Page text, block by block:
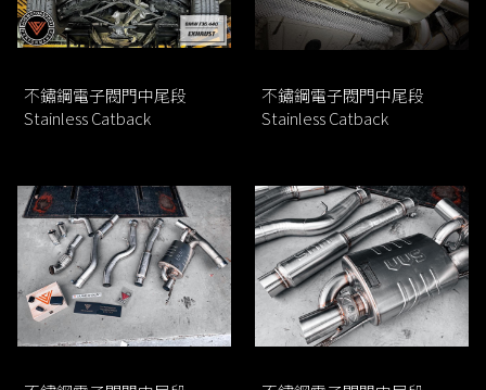
不鏽鋼電子閥門中尾段
Stainless Catback
不鏽鋼電子閥門中尾段
Stainless Catback